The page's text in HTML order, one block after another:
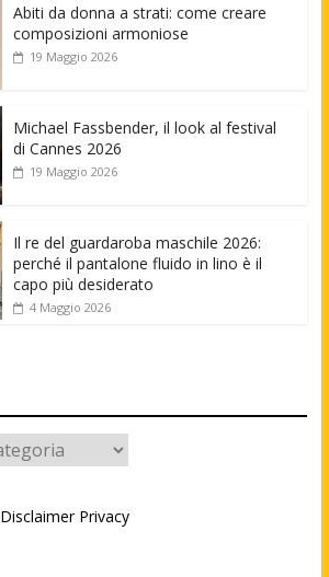
Abiti da donna a strati: come creare
composizioni armoniose
19 Maggio 2026
Michael Fassbender, il look al festival
di Cannes 2026
19 Maggio 2026
Il re del guardaroba maschile 2026:
perché il pantalone fluido in lino è il
capo più desiderato
4 Maggio 2026
Disclaimer Privacy